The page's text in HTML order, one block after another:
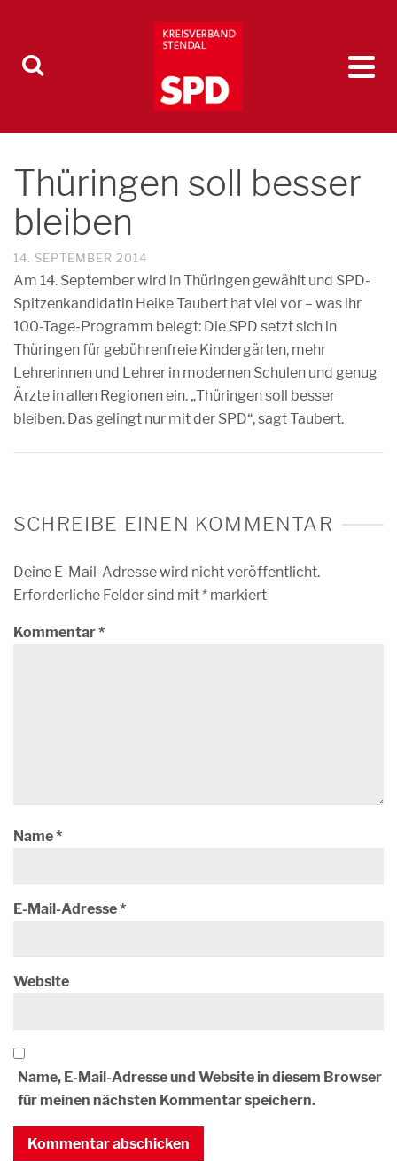
Thüringen soll besser
bleiben
14. SEPTEMBER 2014
Am 14. September wird in Thüringen gewählt und SPD-
Spitzenkandidatin Heike Taubert hat viel vor – was ihr
100-Tage-Programm belegt: Die SPD setzt sich in
Thüringen für gebührenfreie Kindergärten, mehr
Lehrerinnen und Lehrer in modernen Schulen und genug
Ärzte in allen Regionen ein. „Thüringen soll besser
bleiben. Das gelingt nur mit der SPD“, sagt Taubert.
SCHREIBE EINEN KOMMENTAR
Deine E-Mail-Adresse wird nicht veröffentlicht.
Erforderliche Felder sind mit* markiert
Kommentar*
Name*
E-Mail-Adresse*
Website
Name, E-Mail-Adresse und Website in diesem Browser
für meinen nächsten Kommentar speichern.